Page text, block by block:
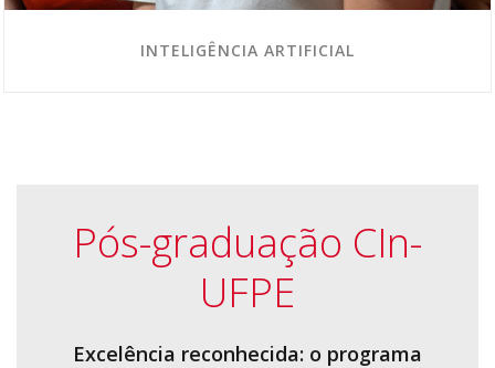
INTELIGÊNCIA ARTIFICIAL
Pós-graduação CIn-
UFPE
Excelência reconhecida: o programa